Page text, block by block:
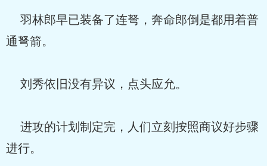
羽林郎早已装备了连弩，奔命郎倒是都用着普
通弩箭。
刘秀依旧没有异议，点头应允。
进攻的计划制定完，人们立刻按照商议好步骤
进行。